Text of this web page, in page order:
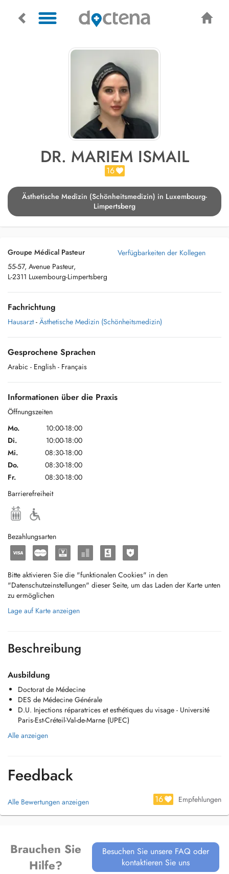
DR. MARIEM ISMAIL
16
Ästhetische Medizin (Schönheitsmedizin) in Luxembourg-
Limpertsberg
Groupe Médical Pasteur
55-57, Avenue Pasteur,
L-2311 Luxembourg-Limpertsberg
Verfügbarkeiten der Kollegen
Fachrichtung
Hausarzt - Ästhetische Medizin (Schönheitsmedizin)
Gesprochene Sprachen
Arabic - English - Français
Informationen über die Praxis
Öffnungszeiten
Mo.
10:00-18:00
Di.
10:00-18:00
Mi.
08:30-18:00
Do.
08:30-18:00
Fr.
08:30-18:00
Barrierefreiheit
Bezahlungsarten
Bitte aktivieren Sie die "funktionalen Cookies" in den
"Datenschutzeinstellungen" dieser Seite, um das Laden der Karte unten
zu ermöglichen
Lage auf Karte anzeigen
Beschreibung
Ausbildung
Doctorat de Médecine
DES de Médecine Générale
D.U. Injections réparatrices et esthétiques du visage - Université
Paris-Est-Créteil-Val-de-Marne (UPEC)
Alle anzeigen
Feedback
Alle Bewertungen anzeigen 16 Empfehlungen
Brauchen Sie
Hilfe?
Besuchen Sie unsere FAQ oder
kontaktieren Sie uns